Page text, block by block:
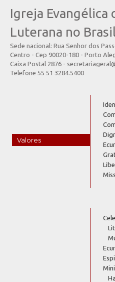
Igreja Evangélica
Luterana no
Sede nacional: Rua Senhor dos
Centro - Cep 90020-180 - Porto
Caixa Postal 2876 -
Telefone 55 51 3284.5400
Valores